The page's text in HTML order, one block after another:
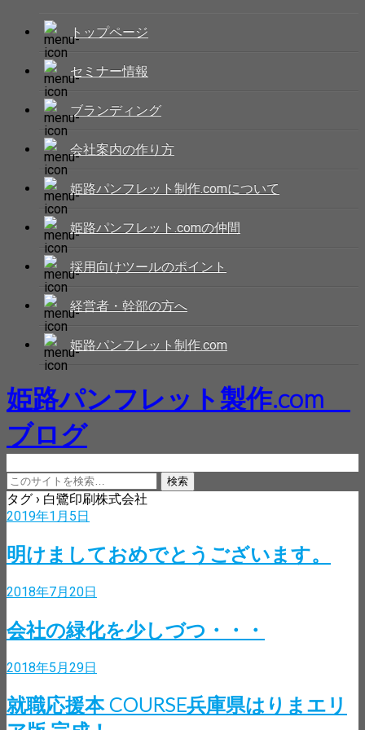
トップページ
セミナー情報
ブランディング
会社案内の作り方
姫路パンフレット制作.comについて
姫路パンフレット.comの仲間
採用向けツールのポイント
経営者・幹部の方へ
姫路パンフレット制作.com
姫路パンフレット製作.com
ブログ
タグ › 白鷺印刷株式会社
2019年1月5日
明けましておめでとうございます。
2018年7月20日
会社の緑化を少しづつ・・・
2018年5月29日
就職応援本 COURSE兵庫県はりまエリ